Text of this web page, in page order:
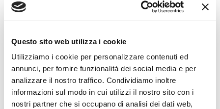
Questo sito web utilizza i cookie
Utilizziamo i cookie per personalizzare contenuti ed
annunci, per fornire funzionalità dei social media e per
analizzare il nostro traffico. Condividiamo inoltre
informazioni sul modo in cui utilizzi il nostro sito con i
nostri partner che si occupano di analisi dei dati web,
venga poi tagliato a misura in base alle esigenze del
cantiere.
Punti di forza: Spaceloft “Roll” è facile da tagliare e
conformare alle figure complesse, alle curvature strette
ed agli spazi con accesso limitato.
Spaceloft “Roll” è morbido e flessibile, fisicamente
robusto ma con recupero eccellente della forma e delle